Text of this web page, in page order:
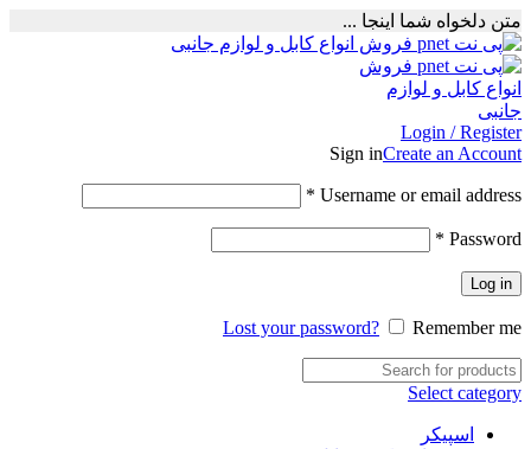
متن دلخواه شما اینجا ...
Login / Register
Sign inCreate an Account
Username or email address
*
Password
*
Log in
Lost your password? Remember me
Select category
اسپیکر